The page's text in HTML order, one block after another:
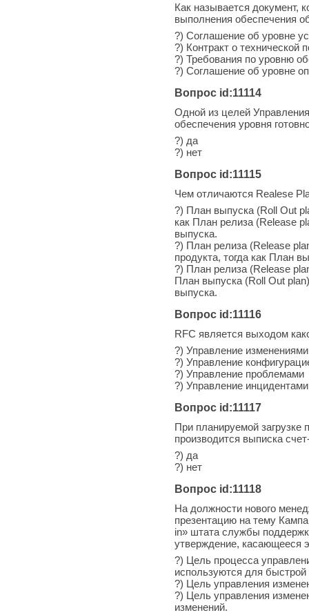
Как называется документ,
выполнения обеспечения
?) Соглашение об уровне
?) Контракт о технической
?) Требования по уровню
?) Соглашение об уровне
Вопрос id:11114
Одной из целей
обеспечения уровня
?) да
?) нет
Вопрос id:11115
Чем отличаются Realese
?) План выпуска (Roll Out
как План релиза (Release
выпуска.
?) План релиза (Release
продукта, тогда как План
?) План релиза (Release
План выпуска (Roll Out
выпуска.
Вопрос id:11116
RFC является выходом
?) Управление изменениями
?) Управление
?) Управление проблемами
?) Управление инцидентами
Вопрос id:11117
При планируемой загрузке
производится выписка
?) да
?) нет
Вопрос id:11118
На должности нового
презентацию на тему
in» штата службы
утверждение, касающееся
?) Цель процесса
используются для быстрой
?) Цель управления
?) Цель управления
изменений.